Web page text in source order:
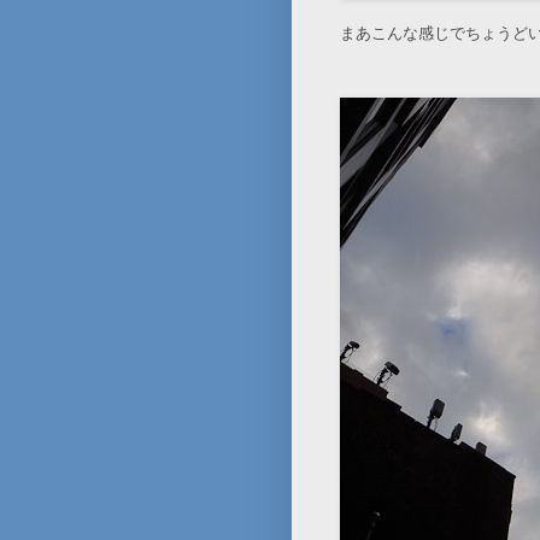
まあこんな感じでちょうど